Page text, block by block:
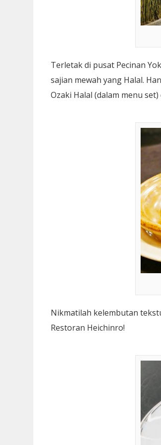
Terletak di pusat Pecinan
sajian mewah yang Halal.
Ozaki Halal (dalam menu
Nikmatilah kelembutan
Restoran Heichinro!